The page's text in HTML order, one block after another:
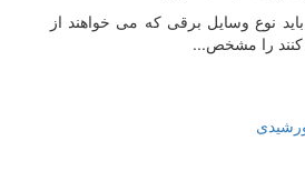
نوع وسایل برقی که می خواهند از
کنند را مشخص...